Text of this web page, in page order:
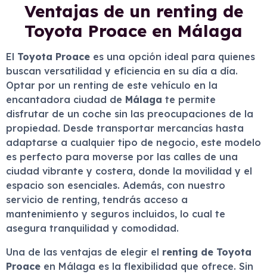
Ventajas de un renting de
Toyota Proace en Málaga
El Toyota Proace es una opción ideal para quienes
buscan versatilidad y eficiencia en su día a día.
Optar por un renting de este vehículo en la
encantadora ciudad de Málaga te permite
disfrutar de un coche sin las preocupaciones de la
propiedad. Desde transportar mercancías hasta
adaptarse a cualquier tipo de negocio, este modelo
es perfecto para moverse por las calles de una
ciudad vibrante y costera, donde la movilidad y el
espacio son esenciales. Además, con nuestro
servicio de renting, tendrás acceso a
mantenimiento y seguros incluidos, lo cual te
asegura tranquilidad y comodidad.
Una de las ventajas de elegir el renting de Toyota
Proace en Málaga es la flexibilidad que ofrece. Sin